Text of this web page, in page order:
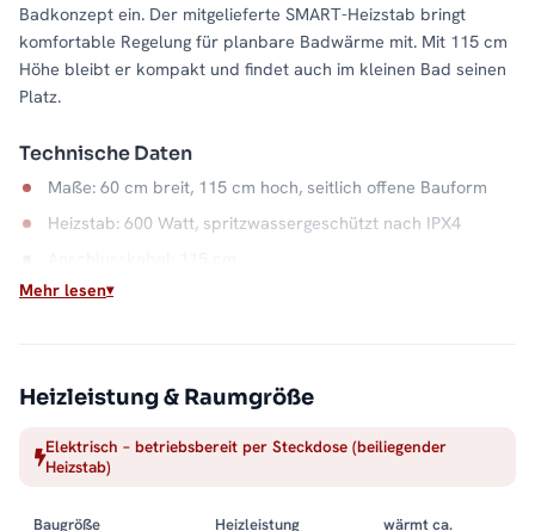
Badkonzept ein. Der mitgelieferte SMART-Heizstab bringt
komfortable Regelung für planbare Badwärme mit. Mit 115 cm
Höhe bleibt er kompakt und findet auch im kleinen Bad seinen
Platz.
Technische Daten
Maße: 60 cm breit, 115 cm hoch, seitlich offene Bauform
Heizstab: 600 Watt, spritzwassergeschützt nach IPX4
Material: Stahl, Farbe Weiß
Unabhängig von der Heizsaison
Handtücher auch, wenn die Zentralheizung ruht: im Sommer, in
der Übergangszeit oder im Gäste-WC ohne Heizungsanschluss.
Mehr lesen
Heizleistung & Raumgröße
Elektrisch – betriebsbereit per Steckdose (beiliegender
Heizstab)
Baugröße Heizleistung wärmt ca.